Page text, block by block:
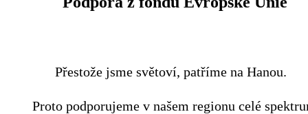
Přestože jsme světoví, patříme na Hanou.
Proto podporujeme v našem regionu celé